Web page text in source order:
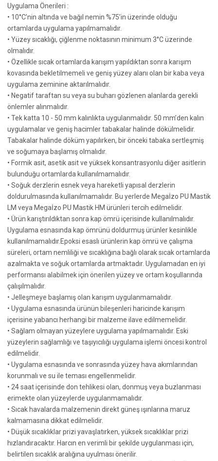
Uygulama Önerileri :
• 10°C’nin altında ve bağıl nemin %75’in üzerinde olduğu
ortamlarda uygulama yapılmamalıdır.
• Yüzey sıcaklığı, çiğlenme noktasının minimum 3°C üzerinde
olmalıdır.
• Özellikle sıcak ortamlarda karışım yapıldıktan sonra karışım
kovasında bekletilmemeli ve geniş yüzey alanı olan bir kaba veya
uygulama zeminine aktarılmalıdır.
• Negatif taraftan su veya su buharı gözlenen alanlarda gerekli
önlemler alınmalıdır.
• Tek katta 10 - 50 mm kalınlıkta uygulanmalıdır. 50 mm’den kalın
uygulamalar ve geniş hacimler tabakalar halinde dökülmelidir.
Tabakalar halinde döküm yapılırken, bir önceki tabaka sertleşmiş
ve soğumaya başlamış olmalıdır.
• Formik asit, asetik asit ve yüksek konsantrasyonlu diğer asitlerin
bulunduğu ortamlarda kullanılmamalıdır.
• Soğuk derzlerin esnek veya hareketli yapısal derzlerin
doldurulmasında kullanılmamalıdır. Bu yerlerde Megaİzo PU Mastik
LM veya Megaİzo PU Mastik HM ürünleri tercih edilmelidir.
• Ürün karıştırıldıktan sonra kap ömrü içerisinde kullanılmalıdır.
Uygulama esnasında kap ömrünü doldurmuş ürünler kesinlikle
kullanılmamalıdır.Epoksi esaslı ürünlerin kap ömrü ve çalışma
süreleri, ortam nemliliği ve sıcaklığına bağlı olarak sıcak ortamlarda
azalmakta ve soğuk ortamlarda artmaktadır. Uygulamadan en iyi
performansı alabilmek için önerilen yüzey ve ortam koşullarında
çalışılmalıdır.
• Jelleşmeye başlamış olan karışım uygulanmamalıdır.
• Uygulama esnasında ürünün bileşenleri haricinde karışım
içerisine yabancı herhangi bir malzeme ilave edilmemelidir.
• Sağlam olmayan yüzeylere uygulama yapılmamalıdır. Eski
yüzeylerin sağlamlığı ve taşıyıcılığı uygulama işlemi öncesi kontrol
edilmelidir.
• Uygulama esnasında ve sonrasında yüzey hava akımlarından
korunmalı ve su ile teması engellenmelidir.
• 24 saat içerisinde don tehlikesi olan, donmuş veya buzlanması
erimekte olan yüzeylerde uygulanmamalıdır.
• Sıcak havalarda malzemenin direkt güneş ışınlarına maruz
kalmamasına dikkat edilmelidir.
• Düşük sıcaklıklar prizi yavaşlatırken, yüksek sıcaklıklar prizi
hızlandıracaktır. Harcın en verimli bir şekilde uygulanması için,
belirtilen sıcaklık aralığına uyulması önerilir.